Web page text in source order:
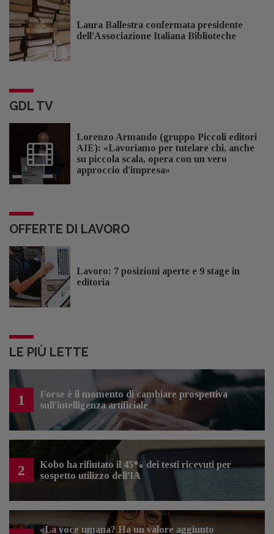
Laura Ballestra confermata presidente
dell’Associazione Italiana Biblioteche
GDL TV
Lorenzo Armando (gruppo Piccoli editori
AIE): «Lavoriamo per tutelare chi, anche
su piccola scala, opera con un vero
approccio d'impresa»
OFFERTE DI LAVORO
Lavoro: 7 posizioni aperte e 9 stage in
editoria
LE PIÙ LETTE
1
Forse è il momento di cambiare prospettiva
sull’intelligenza artificiale
2
Kobo ha rifiutato il 45% dei testi ricevuti per
sospetto utilizzo dell’IA
«La voce umana? Ha un valore aggiunto